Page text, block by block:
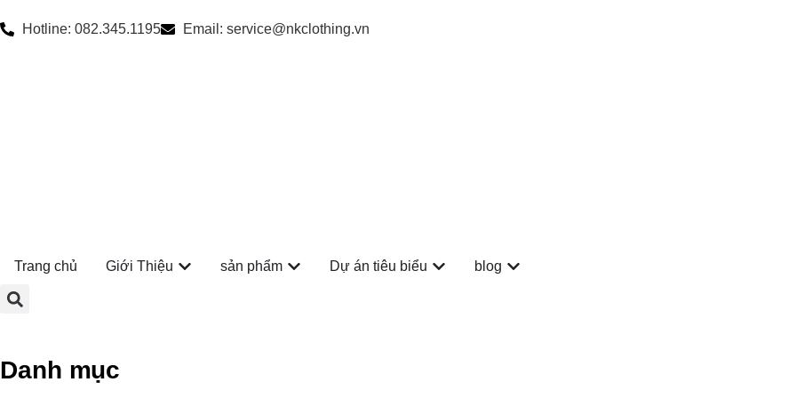
Hotline: 082.345.1195 Email: service@nkclothing.vn
Trang chủ Giới Thiệu sản phẩm Dự án tiêu biểu blog
Danh mục